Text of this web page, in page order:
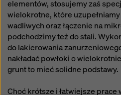
elementów, stosujemy zaś
wielokrotne, które
wadliwych oraz łączenie na
podchodzimy też do stali.
do lakierowania
nakładać powłoki o
grunt to mieć solidne podstawy.
Choć krótsze i łatwiejsze
ustawienia plików cookiena
Więcej informacji na temat
można znaleźćw naszej
Oferujemy również opcję
(zaawansowane ustawienia